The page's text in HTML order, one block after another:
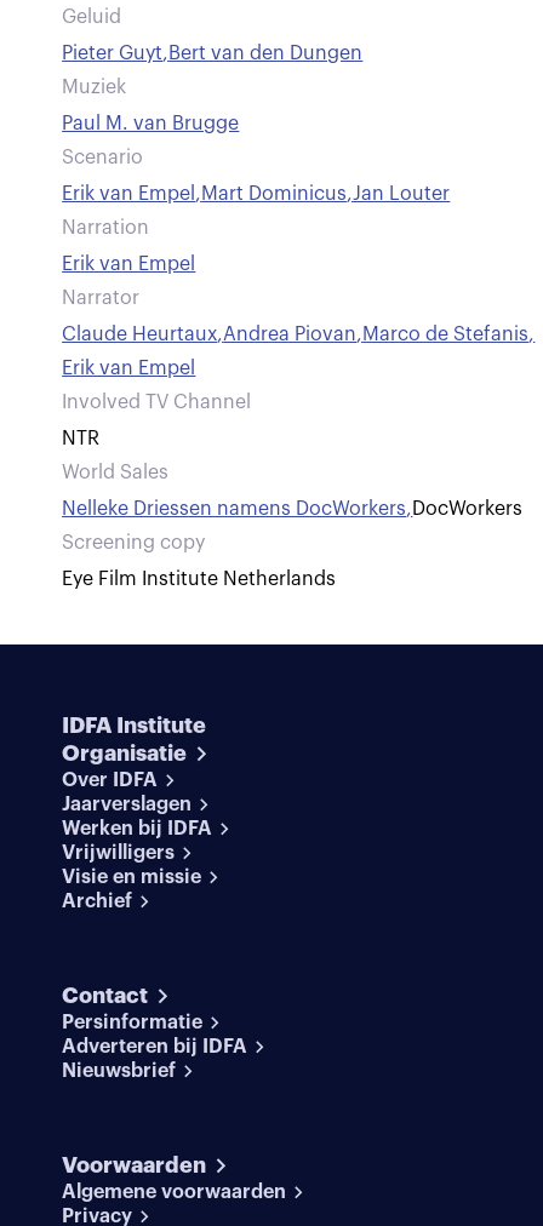
Geluid
Pieter Guyt,Bert van den Dungen
Muziek
Paul M. van Brugge
Scenario
Erik van Empel ,Mart Dominicus,Jan Louter
Narration
Erik van Empel
Narrator
Claude Heurtaux,Andrea Piovan,Marco de Stefanis,
Erik van Empel
Involved TV Channel
NTR
World Sales
Nelleke Driessen namens DocWorkers, DocWorkers
Screening copy
Eye Film Institute Netherlands
IDFA Institute
Organisatie
Over IDFA
Jaarverslagen
Werken bij IDFA
Vrijwilligers
Visie en missie
Archief
Contact
Persinformatie
Adverteren bij IDFA
Nieuwsbrief
Voorwaarden
Algemene voorwaarden
Privacy